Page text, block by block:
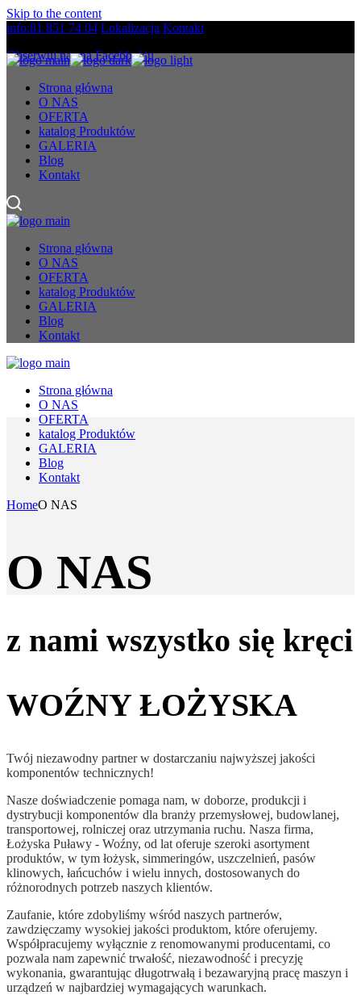
Skip to the content
info:81 851 74 04 Lokalizacja Kontakt
Obserwuj nas na Facebbok'u
Strona główna
O NAS
OFERTA
katalog Produktów
GALERIA
Blog
Kontakt
Strona główna
O NAS
OFERTA
katalog Produktów
GALERIA
Blog
Kontakt
Strona główna
O NAS
OFERTA
katalog Produktów
GALERIA
Blog
Kontakt
HomeO NAS
O NAS
z nami wszystko się kręci
WOŹNY ŁOŻYSKA
Twój niezawodny partner w dostarczaniu najwyższej jakości
komponentów technicznych!
Nasze doświadczenie pomaga nam, w doborze, produkcji i
dystrybucji komponentów dla branży przemysłowej, budowlanej,
transportowej, rolniczej oraz utrzymania ruchu. Nasza firma,
Łożyska Puławy - Woźny, od lat oferuje szeroki asortyment
produktów, w tym łożysk, simmeringów, uszczelnień, pasów
klinowych, łańcuchów i wielu innych, dostosowanych do
różnorodnych potrzeb naszych klientów.
Zaufanie, które zdobyliśmy wśród naszych partnerów,
zawdzięczamy wysokiej jakości produktom, które oferujemy.
Współpracujemy wyłącznie z renomowanymi producentami, co
pozwala nam zapewnić trwałość, niezawodność i precyzję
wykonania, gwarantując długotrwałą i bezawaryjną pracę maszyn i
urządzeń w najbardziej wymagających warunkach.